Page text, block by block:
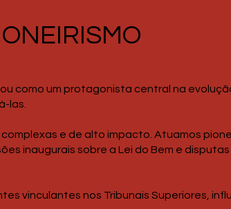
como um protagonista central na
las.
e de alto impacto. Atuamos
inaugurais sobre a Lei do Bem e disputas
vinculantes nos Tribunais Superiores,